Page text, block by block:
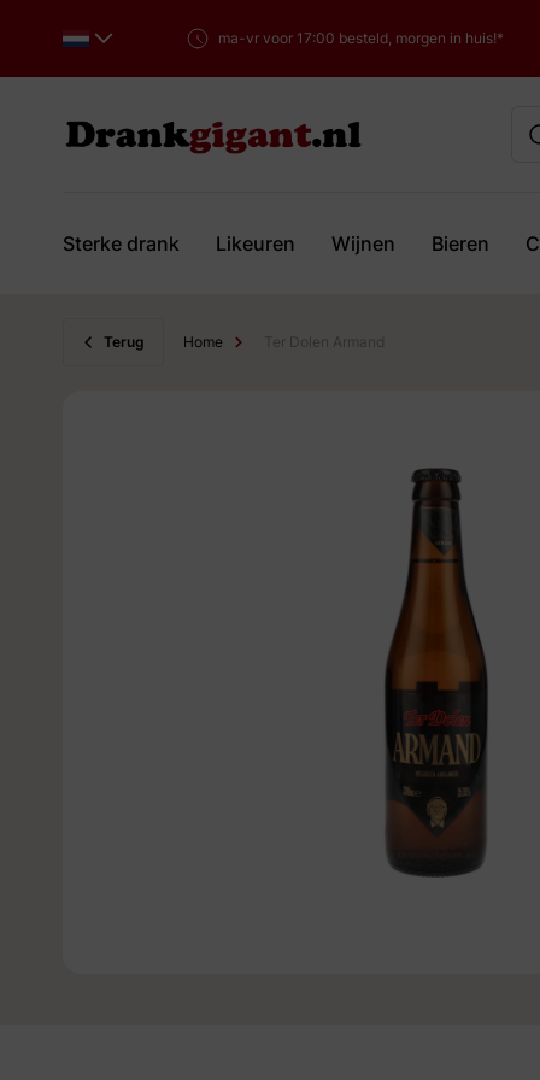
ma-vr voor 17:00 besteld, morgen in huis!*
Sterke drank Likeuren Wijnen Bieren
Terug Home Ter Dolen Armand